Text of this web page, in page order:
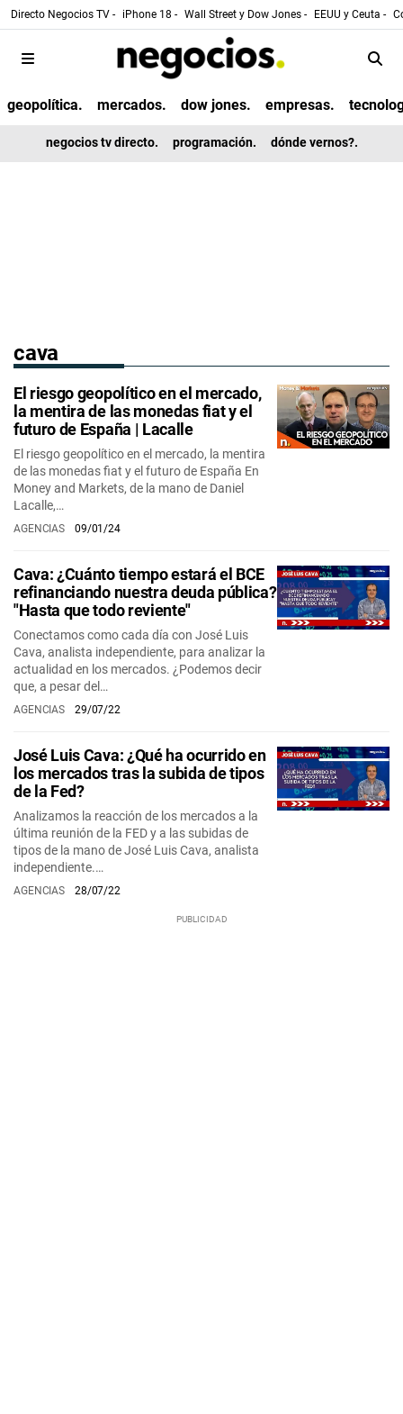
Directo Negocios TV - iPhone 18 - Wall Street y Dow Jones - EEUU y Ceuta -
geopolítica. mercados. dow jones. empresas.
negocios tv directo. programación. dónde vernos?.
cava
El riesgo geopolítico en el mercado,
la mentira de las monedas fiat y el
futuro de España | Lacalle
El riesgo geopolítico en el mercado, la mentira
de las monedas fiat y el futuro de España En
Money and Markets, de la mano de Daniel
Lacalle,…
AGENCIAS 09/01/24
Cava: ¿Cuánto tiempo estará el BCE
refinanciando nuestra deuda pública?
"Hasta que todo reviente"
Conectamos como cada día con José Luis
Cava, analista independiente, para analizar la
actualidad en los mercados. ¿Podemos decir
que, a pesar del…
AGENCIAS 29/07/22
José Luis Cava: ¿Qué ha ocurrido en
los mercados tras la subida de tipos
de la Fed?
Analizamos la reacción de los mercados a la
última reunión de la FED y a las subidas de
tipos de la mano de José Luis Cava, analista
independiente.…
AGENCIAS 28/07/22